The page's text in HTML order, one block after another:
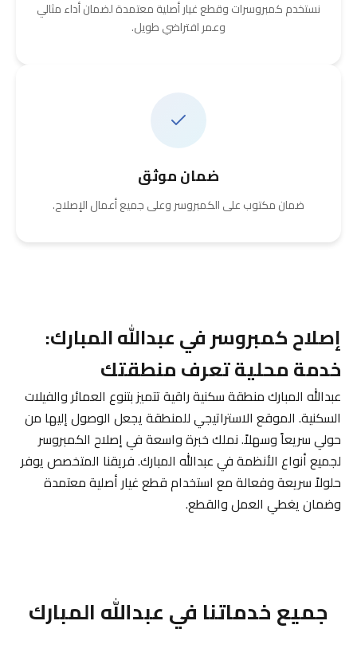
نستخدم كمبروسرات وقطع غيار أصلية معتمدة لضمان أداء مثالي
وعمر افتراضي طويل.
ضمان موثق
ضمان مكتوب على الكمبروسر وعلى جميع أعمال الإصلاح.
إصلاح كمبروسر في عبدالله المبارك:
خدمة محلية تعرف منطقتك
عبدالله المبارك منطقة سكنية راقية تتميز بتنوع العمائر والفيلات
السكنية. الموقع الاستراتيجي للمنطقة يجعل الوصول إليها من
حولي سريعاً وسهلاً. نملك خبرة واسعة في إصلاح الكمبروسر
لجميع أنواع الأنظمة في عبدالله المبارك. فريقنا المتخصص يوفر
حلولاً سريعة وفعالة مع استخدام قطع غيار أصلية معتمدة
وضمان يغطي العمل والقطع.
جميع خدماتنا في عبدالله المبارك